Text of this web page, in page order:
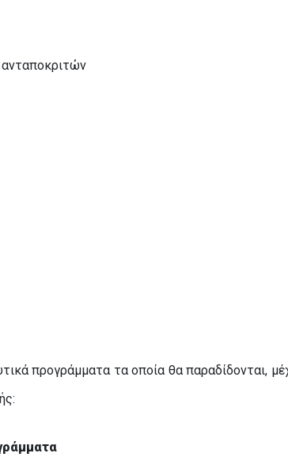
προγράμματα τα οποία θα παραδίδονται,